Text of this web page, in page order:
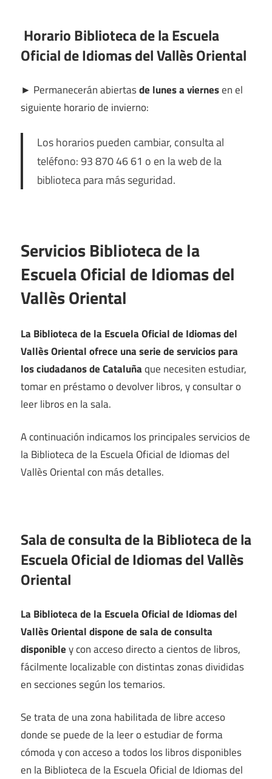
Horario Biblioteca de la Escuela
Oficial de Idiomas del Vallès Oriental
► Permanecerán abiertasde lunes a viernesen el
siguiente horario de invierno:
Los horarios pueden cambiar, consulta al
teléfono: 93 870 46 61 o en la web de la
biblioteca para más seguridad.
Servicios Biblioteca de la
Escuela Oficial de Idiomas del
Vallès Oriental
La Biblioteca de la Escuela Oficial de Idiomas del
Vallès Oriental ofrece una serie de servicios para
los ciudadanos de Cataluñaque necesiten estudiar,
tomar en préstamo o devolver libros, y consultar o
leer libros en la sala.
A continuación indicamos los principales servicios de
la Biblioteca de la Escuela Oficial de Idiomas del
Vallès Oriental con más detalles.
Sala de consulta de la Biblioteca de la
Escuela Oficial de Idiomas del Vallès
Oriental
La Biblioteca de la Escuela Oficial de Idiomas del
Vallès Oriental dispone de sala de consulta
disponibley con acceso directo a cientos de libros,
fácilmente localizable con distintas zonas divididas
en secciones según los temarios.
Se trata de una zona habilitada de libre acceso
donde se puede de la leer o estudiar de forma
cómoda y con acceso a todos los libros disponibles
en la Biblioteca de la Escuela Oficial de Idiomas del